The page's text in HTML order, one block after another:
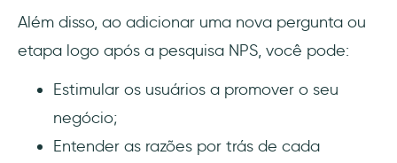
Além disso, ao adicionar uma nova pergunta ou
etapa logo após a pesquisa NPS, você pode:
Estimular os usuários a promover o seu
negócio;
Entender as razões por trás de cada